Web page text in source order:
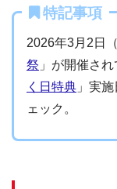
特記事項
2026年3月2日
祭 」が開催さ
く日特典 」実
ェック。